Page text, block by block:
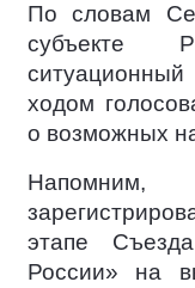
По словам
субъекте
ходом
о возможных
Напомним,
этапе
России» на